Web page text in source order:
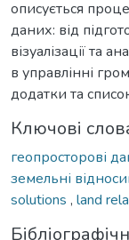
описується
даних: від
візуалізації та
в управлінні
додатки та
Ключові
геопросторові
земельні
solutions , land